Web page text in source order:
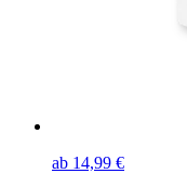
ab 14,99 €